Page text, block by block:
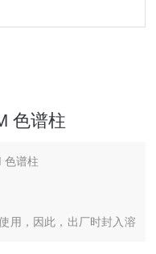
色谱柱
色谱柱
用，因此，出厂时封入溶